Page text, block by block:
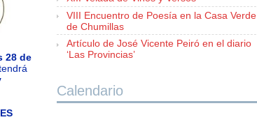
28 de
VIII Encuentro de Poesía en la Casa Verde
de Chumillas
Artículo de José Vicente Peiró en el diario
‘Las Provincias’
Calendario